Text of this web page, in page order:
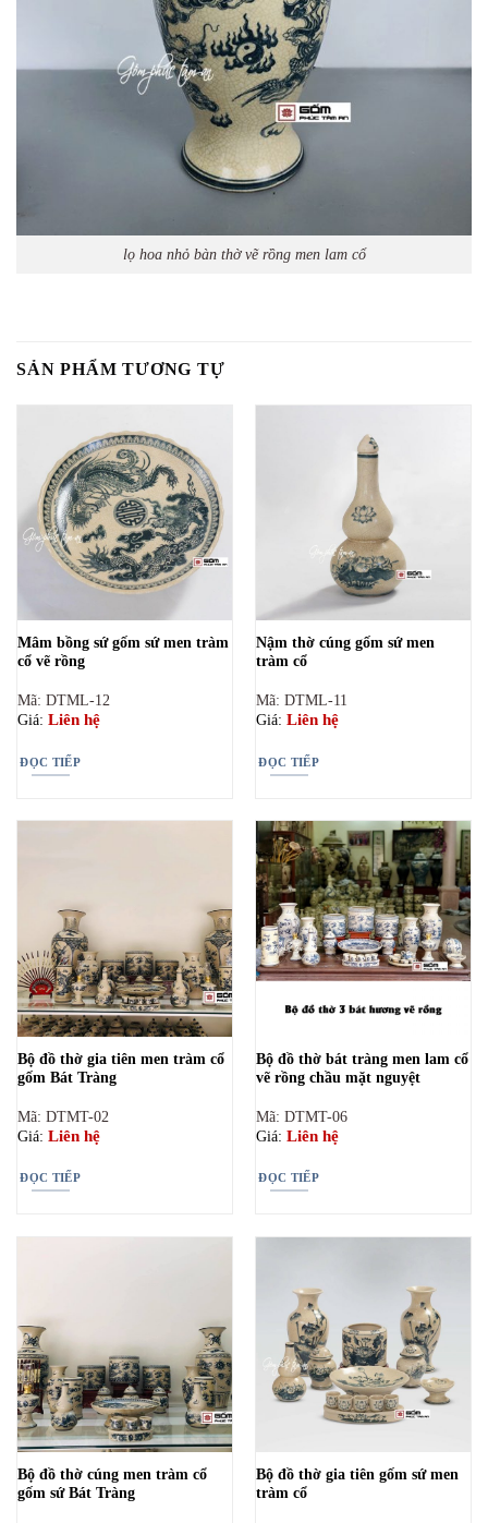
lọ hoa nhỏ bàn thờ vẽ rồng men lam cổ
SẢN PHẨM TƯƠNG TỰ
Mâm bồng sứ gốm sứ men tràm
cổ vẽ rồng
Mã: DTML-12
Giá: Liên hệ
ĐỌC TIẾP
Nậm thờ cúng gốm sứ men
tràm cổ
Mã: DTML-11
Giá: Liên hệ
ĐỌC TIẾP
Bộ đồ thờ gia tiên men tràm cổ
gốm Bát Tràng
Mã: DTMT-02
Giá: Liên hệ
ĐỌC TIẾP
Bộ đồ thờ bát tràng men lam cổ
vẽ rồng chầu mặt nguyệt
Mã: DTMT-06
Giá: Liên hệ
ĐỌC TIẾP
Bộ đồ thờ cúng men tràm cổ
gốm sứ Bát Tràng
Bộ đồ thờ gia tiên gốm sứ men
tràm cổ